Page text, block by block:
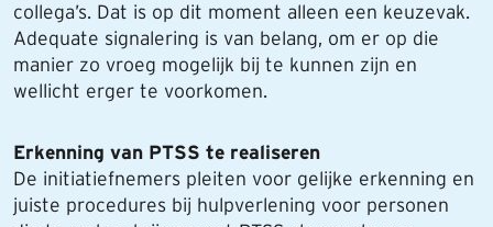
collega’s. Dat is op dit moment alleen een keuzevak.
Adequate signalering is van belang, om er op die
manier zo vroeg mogelijk bij te kunnen zijn en
wellicht erger te voorkomen.
Erkenning van PTSS te realiseren
De initiatiefnemers pleiten voor gelijke erkenning en
juiste procedures bij hulpverlening voor personen